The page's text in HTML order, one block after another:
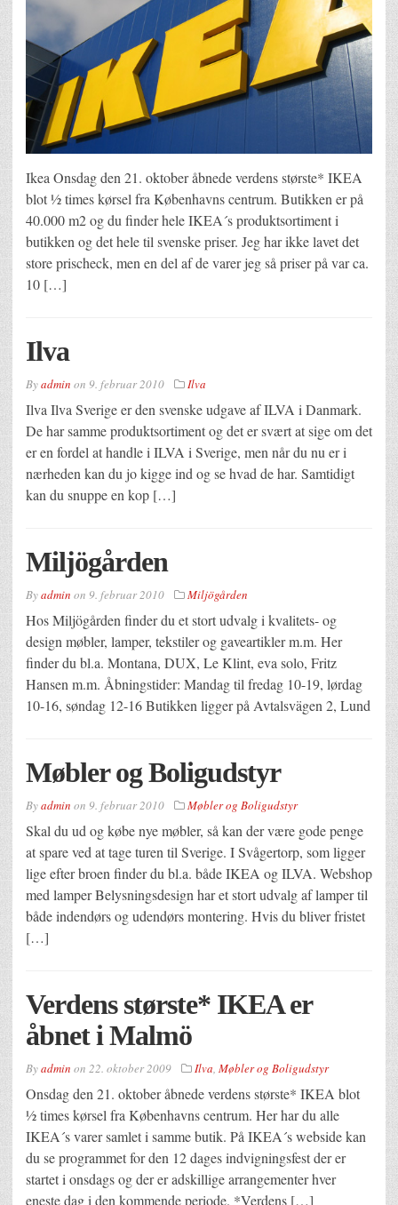
Ikea Onsdag den 21. oktober åbnede verdens største* IKEA
blot ½ times kørsel fra Københavns centrum. Butikken er på
40.000 m2 og du finder hele IKEA´s produktsortiment i
butikken og det hele til svenske priser. Jeg har ikke lavet det
store prischeck, men en del af de varer jeg så priser på var ca.
10 […]
Ilva
Byadmin on 9. februar 2010 Ilva
Ilva Ilva Sverige er den svenske udgave af ILVA i Danmark.
De har samme produktsortiment og det er svært at sige om det
er en fordel at handle i ILVA i Sverige, men når du nu er i
nærheden kan du jo kigge ind og se hvad de har. Samtidigt
kan du snuppe en kop […]
Miljögården
Byadmin on 9. februar 2010 Miljögården
Hos Miljögården finder du et stort udvalg i kvalitets- og
design møbler, lamper, tekstiler og gaveartikler m.m. Her
finder du bl.a. Montana, DUX, Le Klint, eva solo, Fritz
Hansen m.m. Åbningstider: Mandag til fredag 10-19, lørdag
10-16, søndag 12-16 Butikken ligger på Avtalsvägen 2, Lund
Møbler og Boligudstyr
Byadmin on 9. februar 2010 Møbler og Boligudstyr
Skal du ud og købe nye møbler, så kan der være gode penge
at spare ved at tage turen til Sverige. I Svågertorp, som ligger
lige efter broen finder du bl.a. både IKEA og ILVA. Webshop
med lamper Belysningsdesign har et stort udvalg af lamper til
både indendørs og udendørs montering. Hvis du bliver fristet
[…]
Verdens største* IKEA er
åbnet i Malmö
Byadmin on 22. oktober 2009 Ilva Møbler og Boligudstyr
Onsdag den 21. oktober åbnede verdens største* IKEA blot
½ times kørsel fra Københavns centrum. Her har du alle
IKEA´s varer samlet i samme butik. På IKEA´s webside kan
du se programmet for den 12 dages indvigningsfest der er
startet i onsdags og der er adskillige arrangementer hver
eneste dag i den kommende periode. *Verdens […]